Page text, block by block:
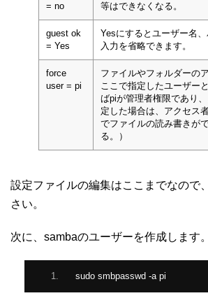
= no
等はできなくなる。
guest ok
= Yes
Yesにするとユーザー名
入力を省略できます。
force
user = pi
ファイルやフォルダーの
ここで指定したユーザー
ばpiが管理者権限であり
定した場合は、アクセス
でファイルの読み書きが
る。）
設定ファイルの編集はここまでなので
さい。
次に、sambaのユーザーを作成します。
sudo smbpasswd -a pi